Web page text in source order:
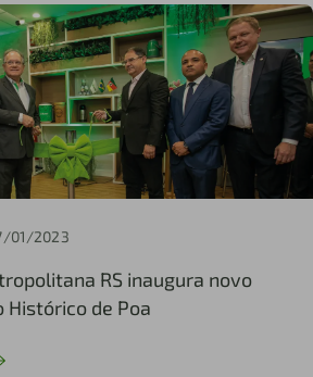
01/2023
RS inaugura novo
Histórico de Poa